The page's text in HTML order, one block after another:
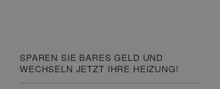
SPAREN SIE BARES GELD UND
WECHSELN JETZT IHRE HEIZUNG!